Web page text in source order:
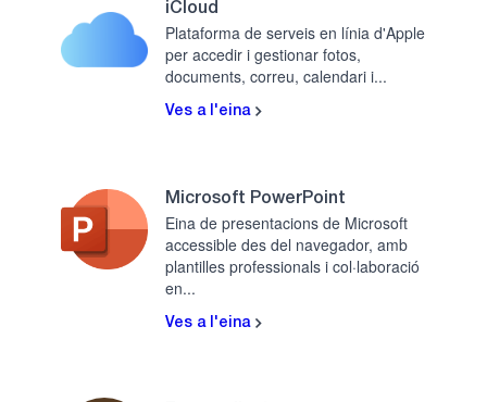
iCloud
Plataforma de serveis en línia d'Apple
per accedir i gestionar fotos,
documents, correu, calendari i...
Ves a l'eina
Microsoft PowerPoint
Eina de presentacions de Microsoft
accessible des del navegador, amb
plantilles professionals i col·laboració
en...
Ves a l'eina